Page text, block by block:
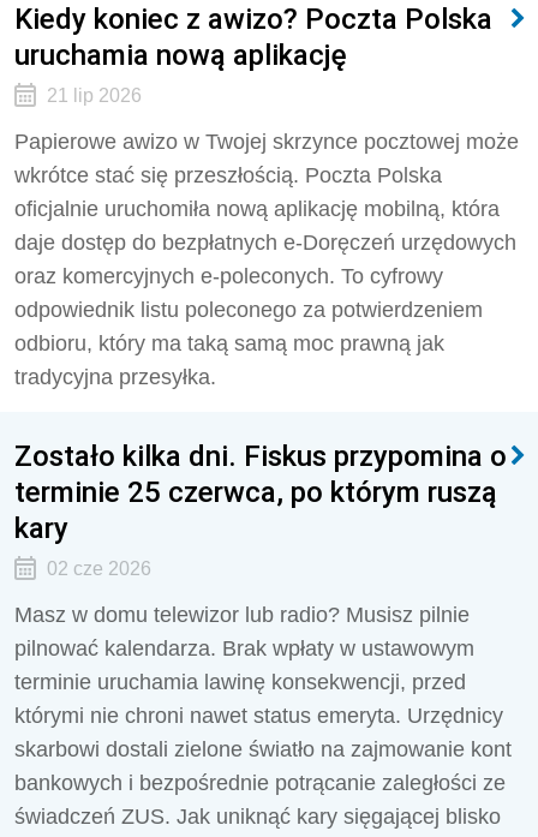
Kiedy koniec z awizo? Poczta Polska
uruchamia nową aplikację
21 lip 2026
Papierowe awizo w Twojej skrzynce pocztowej może
wkrótce stać się przeszłością. Poczta Polska
oficjalnie uruchomiła nową aplikację mobilną, która
daje dostęp do bezpłatnych e-Doręczeń urzędowych
oraz komercyjnych e-poleconych. To cyfrowy
odpowiednik listu poleconego za potwierdzeniem
odbioru, który ma taką samą moc prawną jak
tradycyjna przesyłka.
Zostało kilka dni. Fiskus przypomina o
terminie 25 czerwca, po którym ruszą
kary
02 cze 2026
Masz w domu telewizor lub radio? Musisz pilnie
pilnować kalendarza. Brak wpłaty w ustawowym
terminie uruchamia lawinę konsekwencji, przed
którymi nie chroni nawet status emeryta. Urzędnicy
skarbowi dostali zielone światło na zajmowanie kont
bankowych i bezpośrednie potrącanie zaległości ze
świadczeń ZUS. Jak uniknąć kary sięgającej blisko